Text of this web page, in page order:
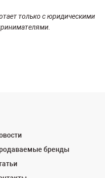
только с юридическими
бренды